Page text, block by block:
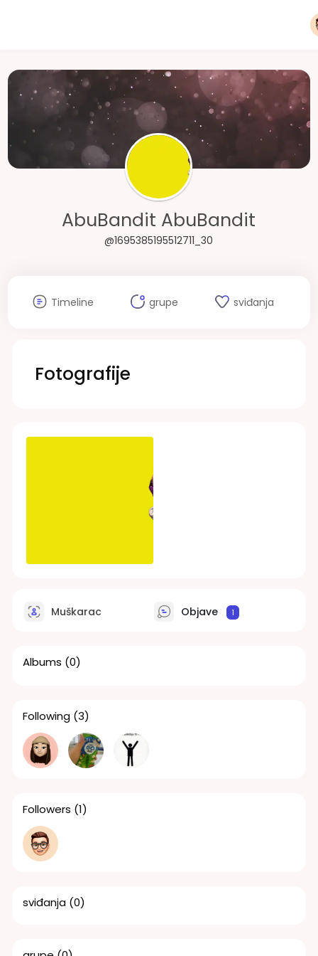
AbuBandit AbuBandit
@1695385195512711_30
Timeline grupe sviđanja
Fotografije
Muškarac Objave 1
Albums (0)
Following (3)
Followers (1)
sviđanja (0)